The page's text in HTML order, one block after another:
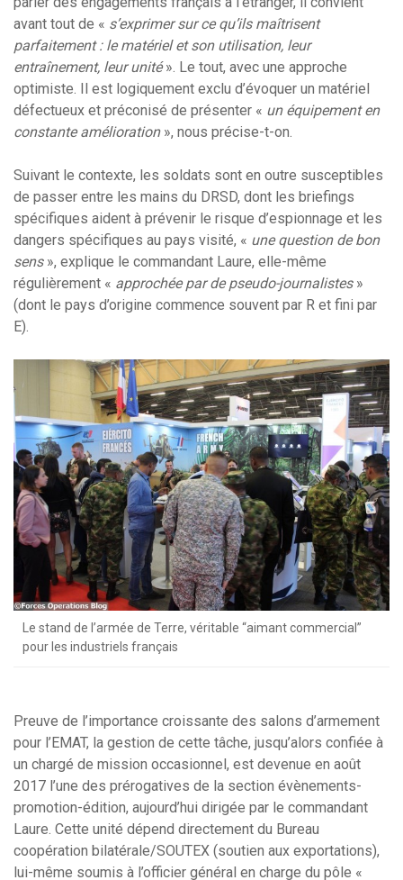
avant tout de « s’exprimer sur ce qu’ils maîtrisent
parfaitement : le matériel et son utilisation, leur
entraînement, leur unité». Le tout, avec une approche
optimiste. Il est logiquement exclu d’évoquer un matériel
défectueux et préconisé de présenter « un équipement en
constante amélioration», nous précise-t-on.
Suivant le contexte, les soldats sont en outre susceptibles
de passer entre les mains du DRSD, dont les briefings
spécifiques aident à prévenir le risque d’espionnage et les
dangers spécifiques au pays visité, « une question de bon
sens», explique le commandant Laure, elle-même
régulièrement « approchée par de pseudo-journalistes»
(dont le pays d’origine commence souvent par R et fini par
E).
Le stand de l’armée de Terre, véritable “aimant commercial”
pour les industriels français
Preuve de l’importance croissante des salons d’armement
pour l’EMAT, la gestion de cette tâche, jusqu’alors confiée à
un chargé de mission occasionnel, est devenue en août
2017 l’une des prérogatives de la section évènements-
promotion-édition, aujourd’hui dirigée par le commandant
Laure. Cette unité dépend directement du Bureau
coopération bilatérale/SOUTEX (soutien aux exportations),
lui-même soumis à l’officier général en charge du pôle «